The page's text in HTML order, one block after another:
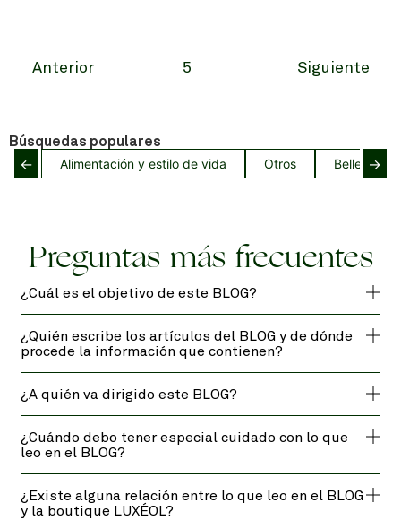
Anterior 5 Siguiente
Búsquedas populares
← Alimentación y estilo de vida Otros Belleza
→
Preguntas más frecuentes
¿Cuál es el objetivo de este BLOG?
¿Quién escribe los artículos del BLOG y de dónde
procede la información que contienen?
¿A quién va dirigido este BLOG?
¿Cuándo debo tener especial cuidado con lo que
leo en el BLOG?
¿Existe alguna relación entre lo que leo en el BLOG
y la boutique LUXÉOL?